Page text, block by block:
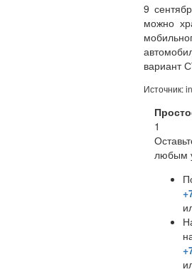
9
можно
вариант
Источник:
1
любым